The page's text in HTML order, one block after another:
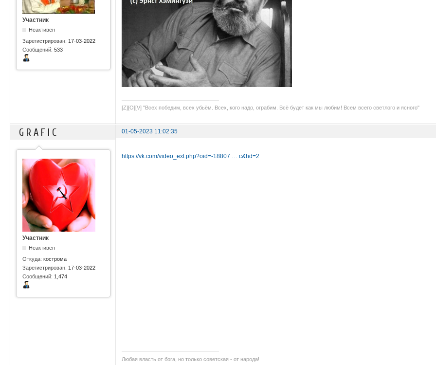
Участник
Неактивен
Зарегистрирован: 17-03-2022
Сообщений:533
[Z][O][V] "Всех победим, всех убьём. Всех, кого надо, ограбим. Всё будет как мы любим! Всем всего светлого и ясного"
G R A F I C 01-05-2023 11:02:35
Участник
Неактивен
Откуда:кострома
Зарегистрирован: 17-03-2022
Сообщений: 1,474
https://vk.com/video_ext.php?oid=-18807 … c&hd=2
Любая власть от бога, но только советская - от народа!